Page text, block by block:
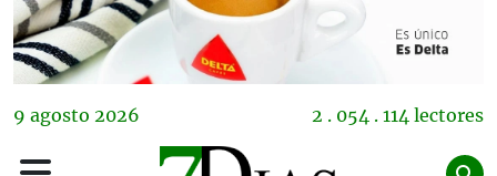
9 agosto 2026 2 . 054 . 114 lectores